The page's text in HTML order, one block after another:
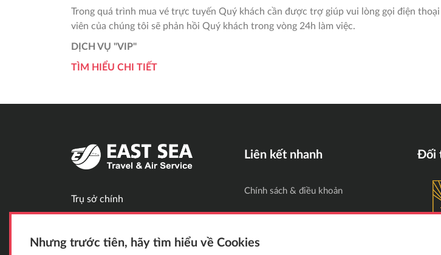
Trong quá trình mua vé trực tuyến Quý khách cần được trợ giúp vui lòng gọi điện
viên của chúng tôi sẽ phản hồi Quý khách trong vòng 24h làm việc.
DỊCH VỤ "VIP"
TÌM HIỂU CHI TIẾT
Trụ sở chính
Rasinovo Nabrezi 64, Praha 2, Cộng Hoà
Liên kết nhanh
Chính sách & điều khoản
Chính sách bảo mật thông tin
Đối
Nhưng trước tiên, hãy tìm hiểu về Cookies